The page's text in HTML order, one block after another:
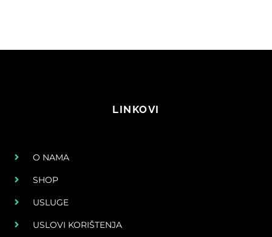
LINKOVI
O NAMA
SHOP
USLUGE
USLOVI KORIŠTENJA